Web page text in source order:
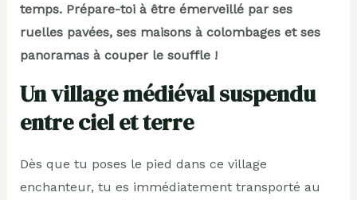
temps. Prépare-toi à être émerveillé par ses
ruelles pavées, ses maisons à colombages et ses
panoramas à couper le souffle !
Un village médiéval suspendu
entre ciel et terre
Dès que tu poses le pied dans ce village
enchanteur, tu es immédiatement transporté au